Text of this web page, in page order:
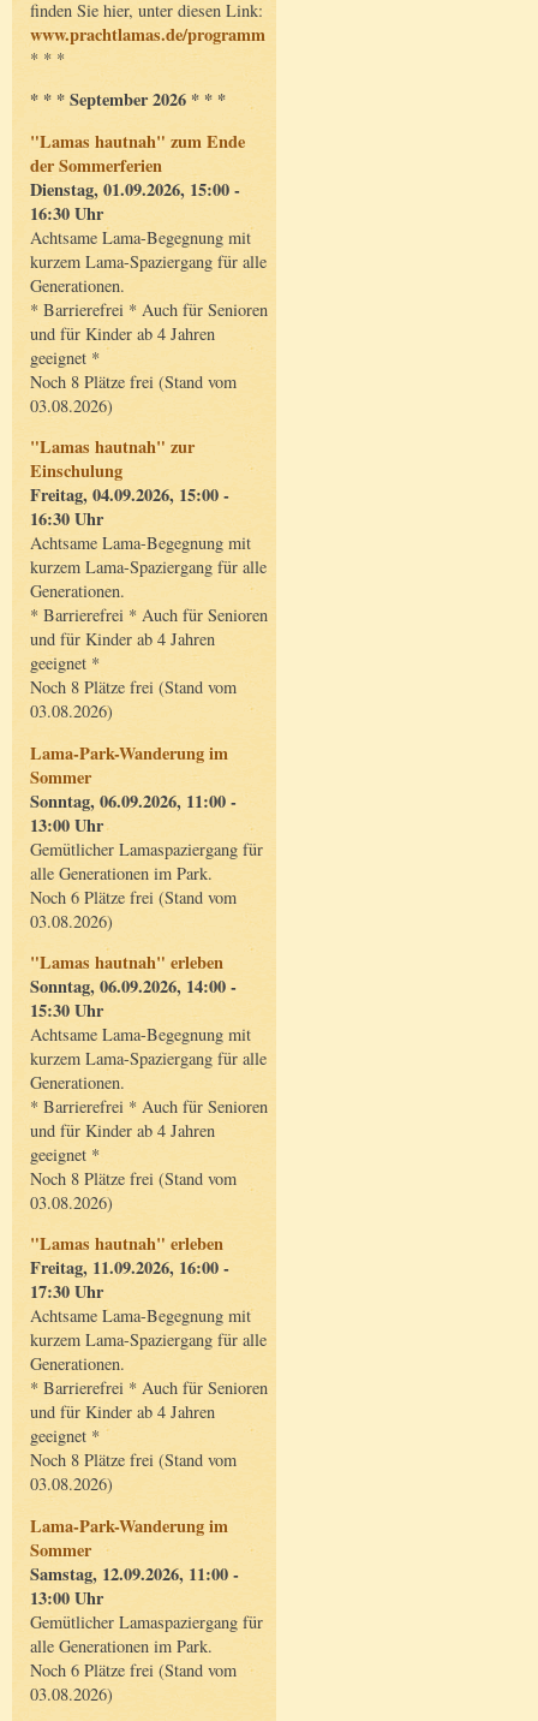
finden Sie hier, unter diesen Link:
www.prachtlamas.de/programm
* * *
* * * September 2026 * * *
"Lamas hautnah" zum Ende
der Sommerferien
Dienstag, 01.09.2026, 15:00 -
16:30 Uhr
Achtsame Lama-Begegnung mit
kurzem Lama-Spaziergang für alle
Generationen.
* Barrierefrei * Auch für Senioren
und für Kinder ab 4 Jahren
geeignet *
Noch 8 Plätze frei (Stand vom
03.08.2026)
"Lamas hautnah" zur
Einschulung
Freitag, 04.09.2026, 15:00 -
16:30 Uhr
Achtsame Lama-Begegnung mit
kurzem Lama-Spaziergang für alle
Generationen.
* Barrierefrei * Auch für Senioren
und für Kinder ab 4 Jahren
geeignet *
Noch 8 Plätze frei (Stand vom
03.08.2026)
Lama-Park-Wanderung im
Sommer
Sonntag, 06.09.2026, 11:00 -
13:00 Uhr
Gemütlicher Lamaspaziergang für
alle Generationen im Park.
Noch 6 Plätze frei (Stand vom
03.08.2026)
"Lamas hautnah" erleben
Sonntag, 06.09.2026, 14:00 -
15:30 Uhr
Achtsame Lama-Begegnung mit
kurzem Lama-Spaziergang für alle
Generationen.
* Barrierefrei * Auch für Senioren
und für Kinder ab 4 Jahren
geeignet *
Noch 8 Plätze frei (Stand vom
03.08.2026)
"Lamas hautnah" erleben
Freitag, 11.09.2026, 16:00 -
17:30 Uhr
Achtsame Lama-Begegnung mit
kurzem Lama-Spaziergang für alle
Generationen.
* Barrierefrei * Auch für Senioren
und für Kinder ab 4 Jahren
geeignet *
Noch 8 Plätze frei (Stand vom
03.08.2026)
Lama-Park-Wanderung im
Sommer
Samstag, 12.09.2026, 11:00 -
13:00 Uhr
Gemütlicher Lamaspaziergang für
alle Generationen im Park.
Noch 6 Plätze frei (Stand vom
03.08.2026)